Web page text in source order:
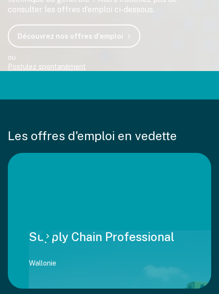
consulter les offres d’emploi ci-dessous.
Découvrez nos offres d'emploi
ou
Postulez spontanément
Les offres d'emploi en vedette
Supply Chain Professional
Wallonie